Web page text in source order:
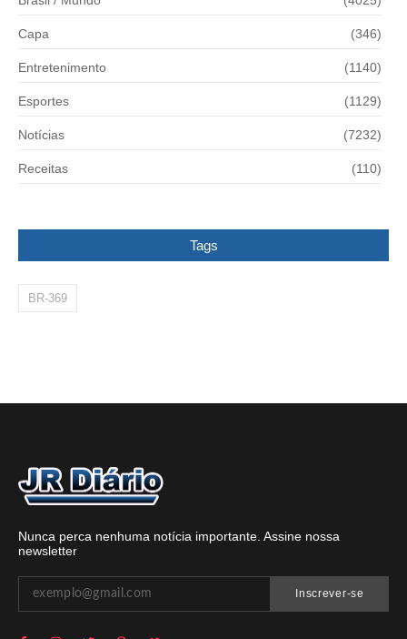
Capa (346)
Entretenimento (1140)
Esportes (1129)
Notícias (7232)
Receitas (110)
Tags
BR-369
Nunca perca nenhuma notícia importante. Assine nossa
newsletter
Inscrever-se